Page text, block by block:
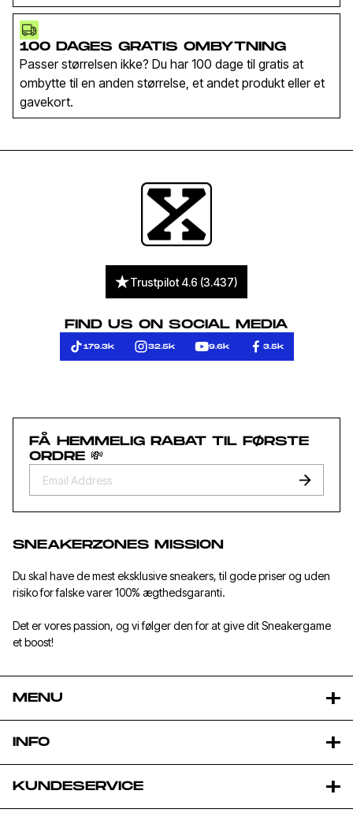
100 DAGES GRATIS OMBYTNING
Passer størrelsen ikke? Du har 100 dage til gratis at
ombytte til en anden størrelse, et andet produkt eller et
gavekort.
Trustpilot 4.6 (3.437)
FIND US ON SOCIAL MEDIA
179.3k 32.5k 9.6k 3.5k
FÅ HEMMELIG RABAT TIL FØRSTE
ORDRE 💸
SNEAKERZONES MISSION
Du skal have de mest eksklusive sneakers, til gode priser og uden
risiko for falske varer 100% ægthedsgaranti.
Det er vores passion, og vi følger den for at give dit Sneakergame
et boost!
MENU
INFO
KUNDESERVICE